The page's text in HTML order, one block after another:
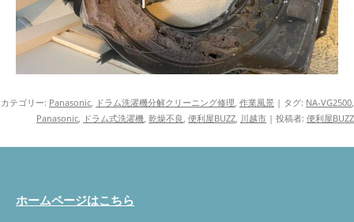
カテゴリー: Panasonic, ドラム洗濯機分解クリーニング修理, 作業風景 | タグ: NA-VG2500,
Panasonic, ドラム式洗濯機, 乾燥不良, 便利屋BUZZ, 川越市 | 投稿者: 便利屋BUZZ
ホームページはこちら